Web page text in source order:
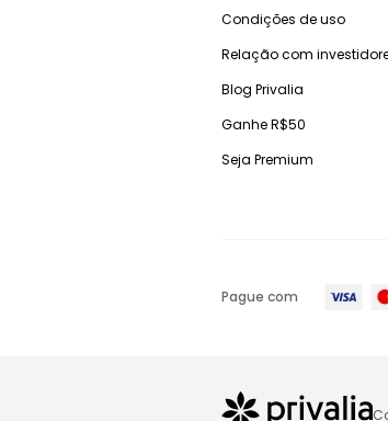
Condições de uso
Relação com
Blog Privalia
Ganhe R$50
Seja Premium
Pague com